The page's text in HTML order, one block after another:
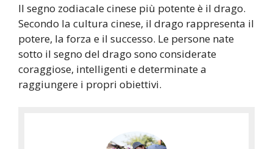
Il segno zodiacale cinese più potente è il drago.
Secondo la cultura cinese, il drago rappresenta il
potere, la forza e il successo. Le persone nate
sotto il segno del drago sono considerate
coraggiose, intelligenti e determinate a
raggiungere i propri obiettivi.